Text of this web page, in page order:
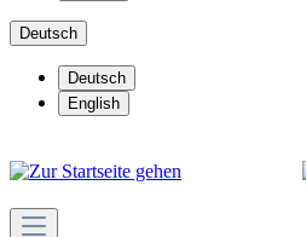
Deutsch
Deutsch
English